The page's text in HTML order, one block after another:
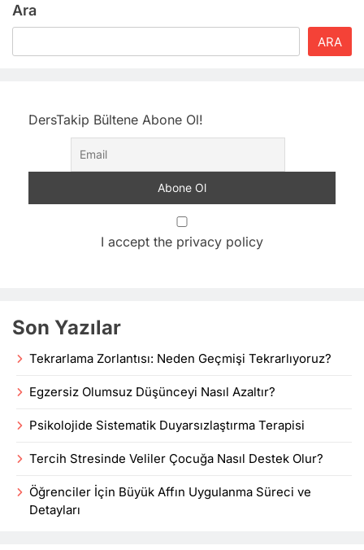
Ara
ARA
DersTakip Bültene Abone Ol!
I accept the privacy policy
Son Yazılar
Tekrarlama Zorlantısı: Neden Geçmişi Tekrarlıyoruz?
Egzersiz Olumsuz Düşünceyi Nasıl Azaltır?
Psikolojide Sistematik Duyarsızlaştırma Terapisi
Tercih Stresinde Veliler Çocuğa Nasıl Destek Olur?
Öğrenciler İçin Büyük Affın Uygulanma Süreci ve
Detayları